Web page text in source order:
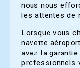
nous nous
les attentes de
Lorsque vous
navette
avez la
professionnels